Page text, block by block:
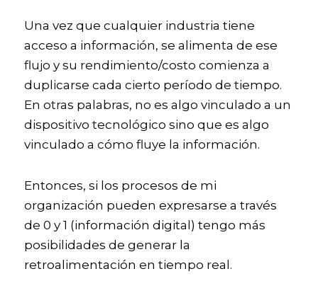
Una vez que cualquier industria tiene
acceso a información, se alimenta de ese
flujo y su rendimiento/costo comienza a
duplicarse cada cierto período de tiempo.
En otras palabras, no es algo vinculado a un
dispositivo tecnológico sino que es algo
vinculado a cómo fluye la información.
Entonces, si los procesos de mi
organización pueden expresarse a través
de 0 y 1 (información digital) tengo más
posibilidades de generar la
retroalimentación en tiempo real.